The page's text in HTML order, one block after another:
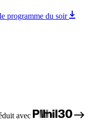
programme du soir
avec